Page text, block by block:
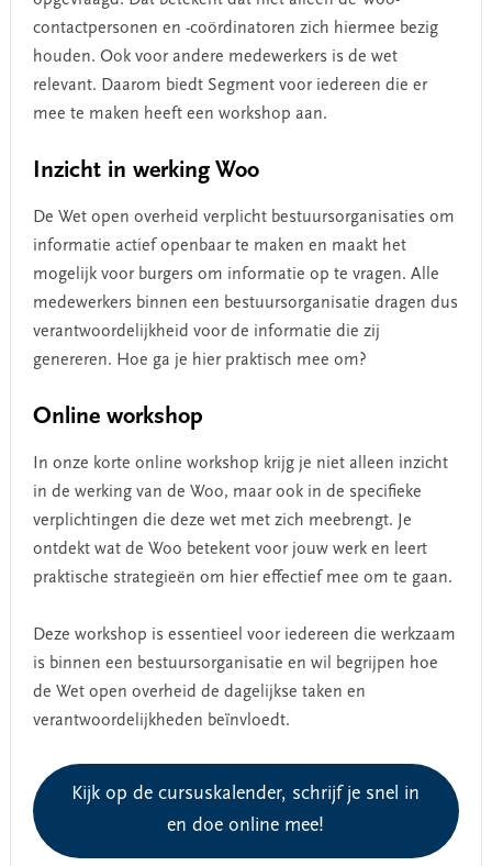
contactpersonen en -coördinatoren zich hiermee bezig
houden. Ook voor andere medewerkers is de wet
relevant. Daarom biedt Segment voor iedereen die er
mee te maken heeft een workshop aan.
Inzicht in werking Woo
De Wet open overheid verplicht bestuursorganisaties om
informatie actief openbaar te maken en maakt het
mogelijk voor burgers om informatie op te vragen. Alle
medewerkers binnen een bestuursorganisatie dragen dus
verantwoordelijkheid voor de informatie die zij
genereren. Hoe ga je hier praktisch mee om?
Online workshop
In onze korte online workshop krijg je niet alleen inzicht
in de werking van de Woo, maar ook in de specifieke
verplichtingen die deze wet met zich meebrengt. Je
ontdekt wat de Woo betekent voor jouw werk en leert
praktische strategieën om hier effectief mee om te gaan.
Deze workshop is essentieel voor iedereen die werkzaam
is binnen een bestuursorganisatie en wil begrijpen hoe
de Wet open overheid de dagelijkse taken en
verantwoordelijkheden beïnvloedt.
Kijk op de cursuskalender, schrijf je snel in
en doe online mee!